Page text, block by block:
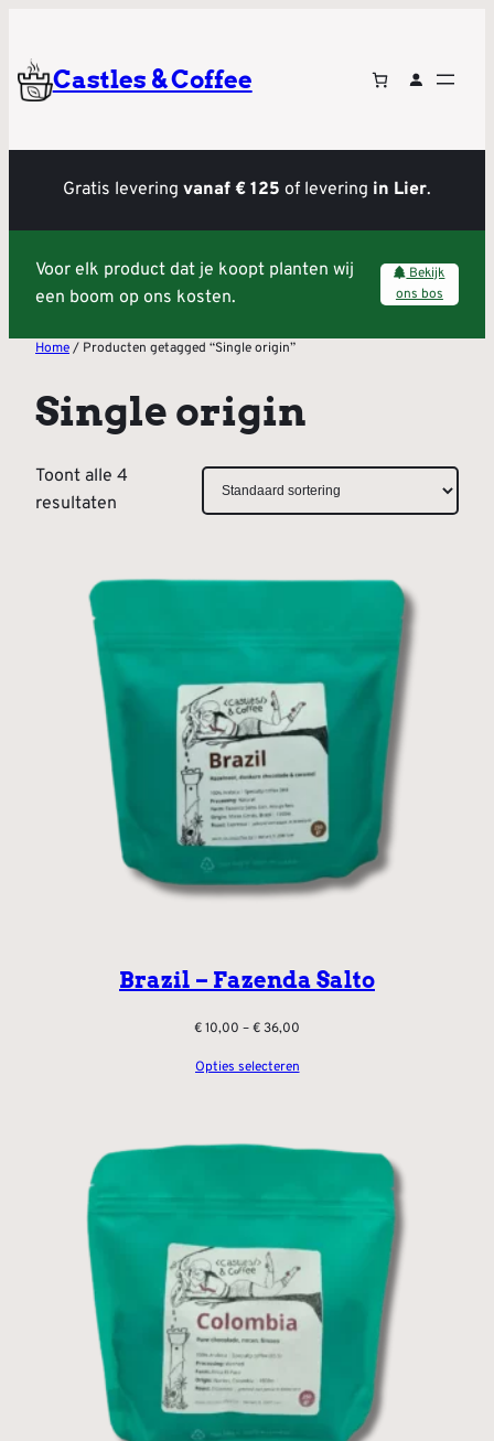
Castles & Coffee
Gratis levering vanaf € 125 of levering in Lier.
Voor elk product dat je koopt planten wij
een boom op ons kosten.
Bekijk
ons bos
Home/ Producten getagged “Single origin”
Single origin
Toont alle 4
resultaten
Brazil – Fazenda Salto
€10,00 –€36,00
tot
Opties selecteren